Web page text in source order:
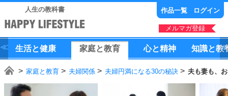
人生の教科書 作品一覧 ログイン
メルマガ登録
生活と健康 家庭と教育 心と精神 知識と教
家庭と教育 夫婦関係 夫婦円満になる30の秘訣 夫も妻も、